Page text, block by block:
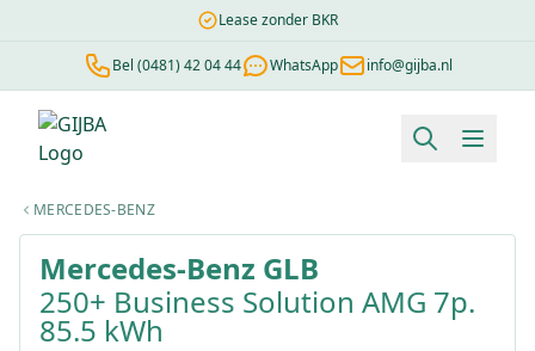
Lease zonder BKR
Bel (0481) 42 04 44 WhatsApp info@gijba.nl
Financial lease berekenen
MERCEDES-BENZ
Mercedes-Benz GLB
250+ Business Solution AMG 7p.
85.5 kWh